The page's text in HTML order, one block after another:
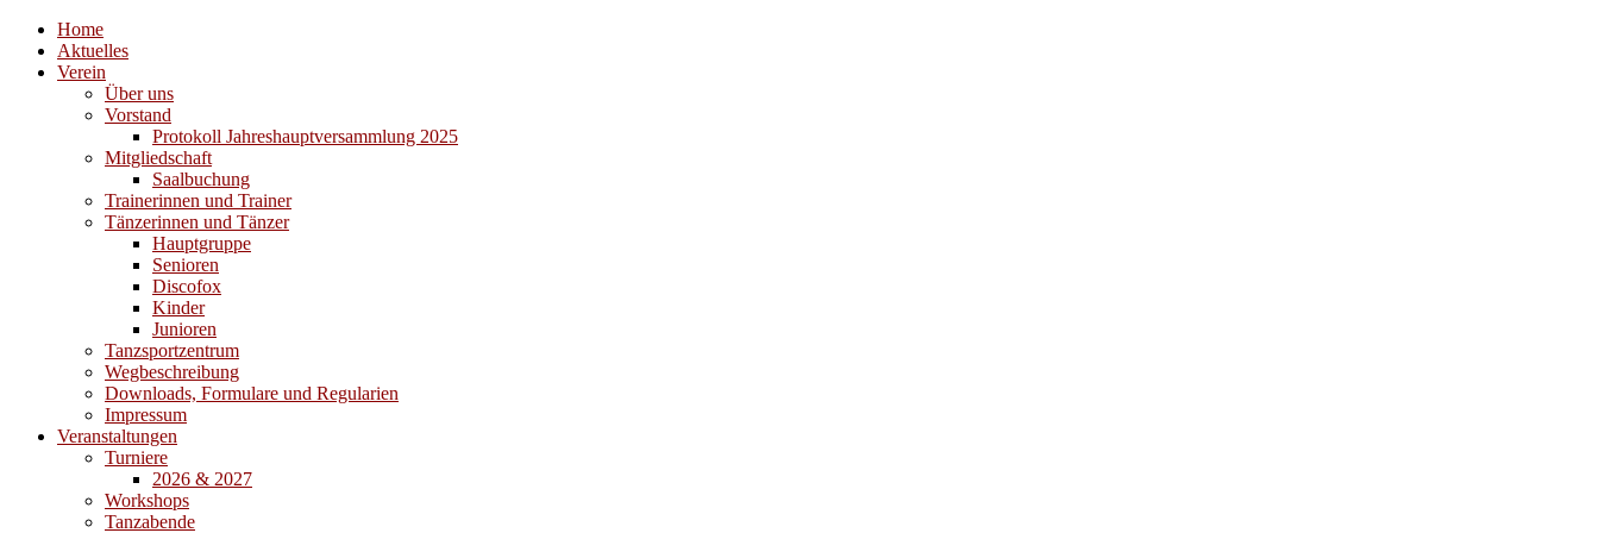
Home
Aktuelles
Verein
Über uns
Vorstand
Protokoll Jahreshauptversammlung 2025
Mitgliedschaft
Saalbuchung
Trainerinnen und Trainer
Tänzerinnen und Tänzer
Hauptgruppe
Senioren
Discofox
Kinder
Junioren
Tanzsportzentrum
Wegbeschreibung
Downloads, Formulare und Regularien
Impressum
Veranstaltungen
Turniere
2026 & 2027
Workshops
Tanzabende